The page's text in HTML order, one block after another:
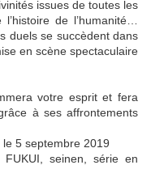
issues de toutes les
de l’humanité…
duels se succèdent dans
en scène spectaculaire
votre esprit et fera
à ses affrontements
5 septembre 2019
FUKUI, seinen, série en